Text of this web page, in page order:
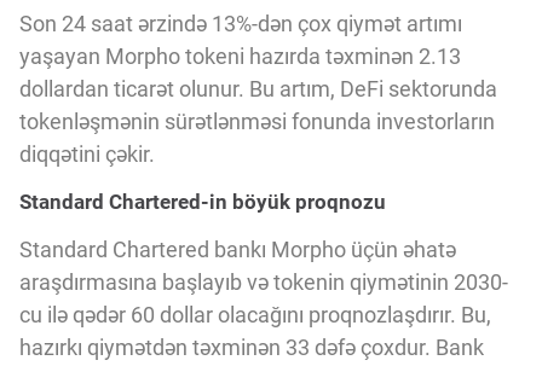
İSTIFADƏ ŞƏRTLƏRİ
MƏXFİLİK SİYASƏTİ
Haqqımızda
Vizyoner Baxışı
Son 24 saat ərzində 13%-dən çox qiymət artımı
yaşayan Morpho tokeni hazırda təxminən 2.13
dollardan ticarət olunur. Bu artım, DeFi sektorunda
tokenləşmənin sürətlənməsi fonunda investorların
diqqətini çəkir.
Standard Chartered-in böyük proqnozu
Standard Chartered bankı Morpho üçün əhatə
araşdırmasına başlayıb və tokenin qiymətinin 2030-
cu ilə qədər 60 dollar olacağını proqnozlaşdırır. Bu,
hazırkı qiymətdən təxminən 33 dəfə çoxdur. Bank